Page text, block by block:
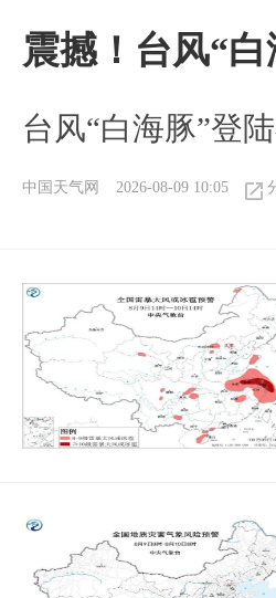
震撼！台风“
台风“白海豚”登
中国天气网 2026-08-09 10:05